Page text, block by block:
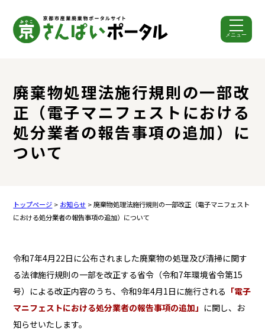
メニュー
廃棄物処理法施行規則の一部改
正（電子マニフェストにおける
処分業者の報告事項の追加）に
ついて
トップページ > お知らせ > 廃棄物処理法施行規則の一部改正（電子マニフェスト
における処分業者の報告事項の追加）について
令和7年4月22日に公布されました廃棄物の処理及び清掃に関す
る法律施行規則の一部を改正する省令（令和7年環境省令第15
号）による改正内容のうち、令和9年4月1日に施行される 「電子
マニフェストにおける処分業者の報告事項の追加」 に関し、お
知らせいたします。